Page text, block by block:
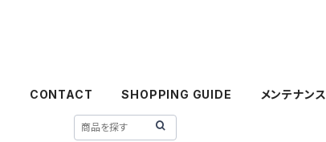
CONTACT SHOPPING GUIDE メンテナンス